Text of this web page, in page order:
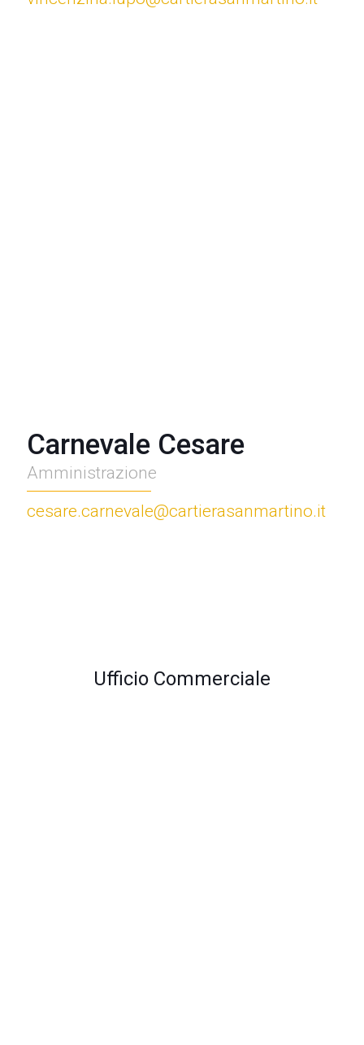
Carnevale Cesare
Amministrazione
cesare.carnevale@cartierasanmartino.it
Ufficio Commerciale